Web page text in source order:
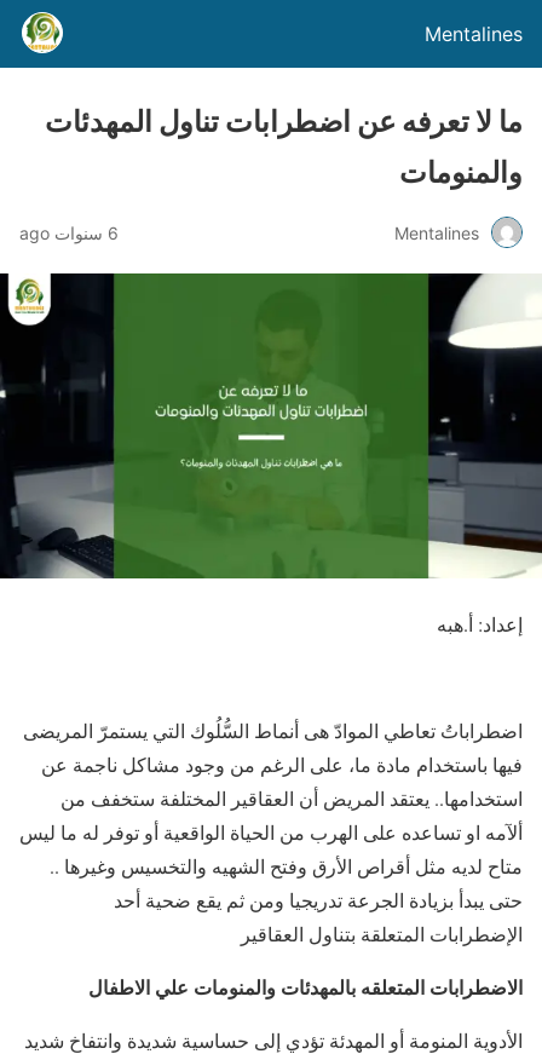
Mentalines
ما لا تعرفه عن اضطرابات تناول المهدئات
والمنومات
Mentalines 6 سنوات ago
إعداد: أ.هبه
اضطراباتُ تعاطي الموادّ هى أنماط السُّلُوك التي يستمرّ المريضى
فيها باستخدام مادة ما، على الرغم من وجود مشاكل ناجمة عن
استخدامها.. يعتقد المريض أن العقاقير المختلفة ستخفف من
ألآمه او تساعده على الهرب من الحياة الواقعية أو توفر له ما ليس
متاح لديه مثل أقراص الأرق وفتح الشهيه والتخسيس وغيرها ..
حتى يبدأ بزيادة الجرعة تدريجيا ومن ثم يقع ضحية أحد
الإضطرابات المتعلقة بتناول العقاقير
الاضطرابات المتعلقه بالمهدئات والمنومات علي الاطفال
الأدوية المنومة أو المهدئة تؤدي إلى حساسية شديدة وانتفاخ شديد